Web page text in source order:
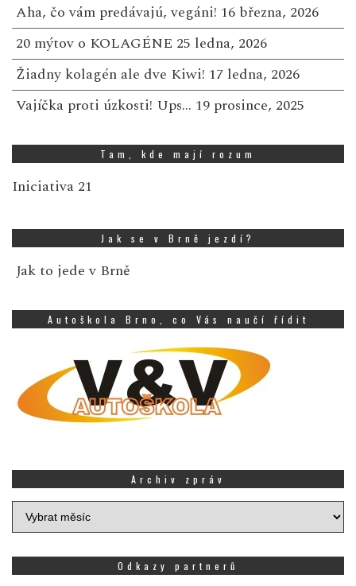
Aha, čo vám predávajú, vegáni! 16 března, 2026
20 mýtov o KOLAGÉNE 25 ledna, 2026
Žiadny kolagén ale dve Kiwi! 17 ledna, 2026
Vajíčka proti úzkosti! Ups… 19 prosince, 2025
Tam, kde mají rozum
Iniciativa 21
Jak se v Brně jezdí?
Jak to jede v Brně
Autoškola Brno, co Vás naučí řídit
Archiv zpráv
Archiv
zpráv
Odkazy partnerů